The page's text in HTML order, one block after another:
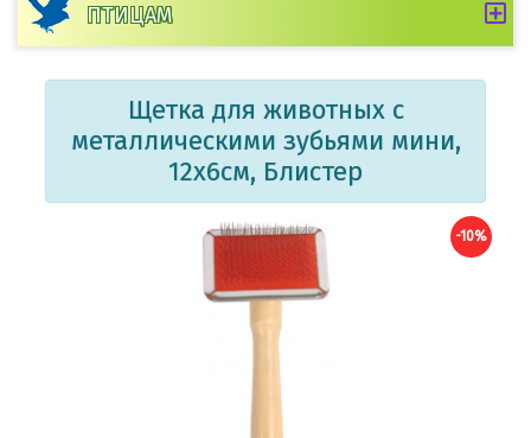
ПТИЦАМ
Щетка для животных с
металлическими зубьями мини,
12х6см, Блистер
-10%